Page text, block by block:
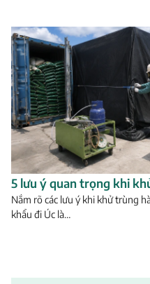
5 lưu ý quan trọng khi
hàng hóa xuất khẩu đi Úc
Nắm rõ các lưu ý khi khử trùng
khẩu đi Úc là…